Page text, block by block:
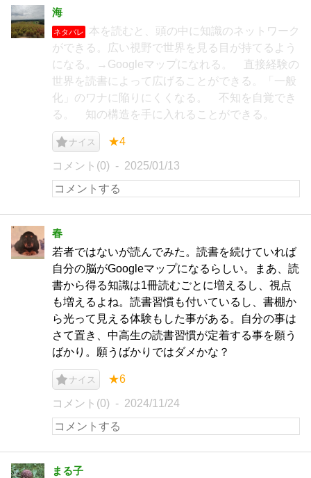
海
ネタバレ
本を読むと、頭の中に知識のネットワーク
ができる。広い視野で世界を見る目が持てるよう
になる。→Googleマップになれる。 直接経験の
世界を読書によって広げることができる。「一般
化」のワナに陥りにくくなる。 不知を自覚でき
る。 知の構造を手に入れることができる。
ナイス ★4
コメント(0) 2025/01/13
春
若者ではないが読んでみた。読書を続けていれば
自分の脳がGoogleマップになるらしい。まあ、読
書から得る知識は1冊読むごとに増えるし、視点
も増えるよね。読書習慣も付いているし、書棚か
ら光って見える体験もした事がある。自分の事は
さて置き、中高生の読書習慣が定着する事を願う
ばかり。願うばかりではダメかな？
ナイス ★6
コメント(0) 2024/11/24
まる子